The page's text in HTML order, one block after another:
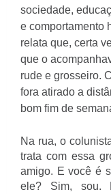
sociedade,
e comportamento
relata que, certa
que o
rude e grosseiro.
fora atirado a
bom fim de
Na rua, o
trata com essa
amigo. E você é
ele? Sim,